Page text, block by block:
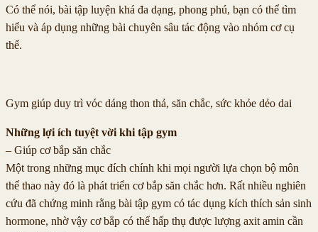
Có thể nói, bài tập luyện khá đa dạng, phong phú, bạn có thể tìm
hiểu và áp dụng những bài chuyên sâu tác động vào nhóm cơ cụ
thể.
Gym giúp duy trì vóc dáng thon thả, săn chắc, sức khỏe dẻo dai
Những lợi ích tuyệt vời khi tập gym
– Giúp cơ bắp săn chắc
Một trong những mục đích chính khi mọi người lựa chọn bộ môn
thể thao này đó là phát triển cơ bắp săn chắc hơn. Rất nhiều nghiên
cứu đã chứng minh rằng bài tập gym có tác dụng kích thích sản sinh
hormone, nhờ vậy cơ bắp có thể hấp thụ được lượng axit amin cần